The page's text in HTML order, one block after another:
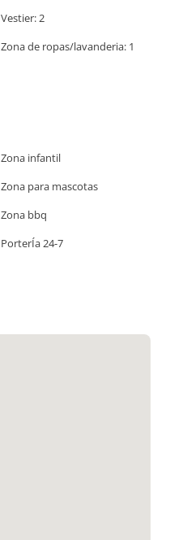
Vestier: 2
Zona de ropas/lavanderia: 1
Zona infantil
Zona para mascotas
Zona bbq
PorterÍa 24-7